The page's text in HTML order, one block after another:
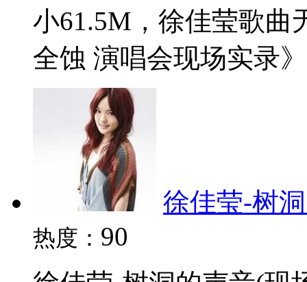
小61.5M，徐佳莹歌曲
全蚀 演唱会现场实录
徐佳莹-树
热度： 90